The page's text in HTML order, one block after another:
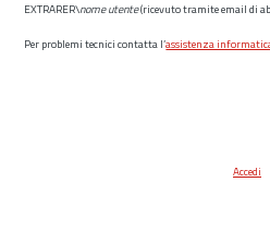
EXTRARER\nome utente(ricevuto tramite email di
Per problemi tecnici contatta l’assistenza
Accedi